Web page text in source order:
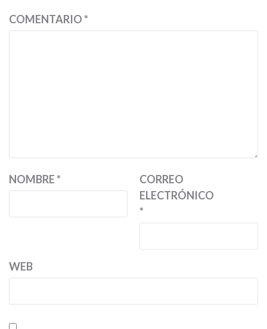
COMENTARIO*
NOMBRE*
CORREO
ELECTRÓNICO
*
WEB